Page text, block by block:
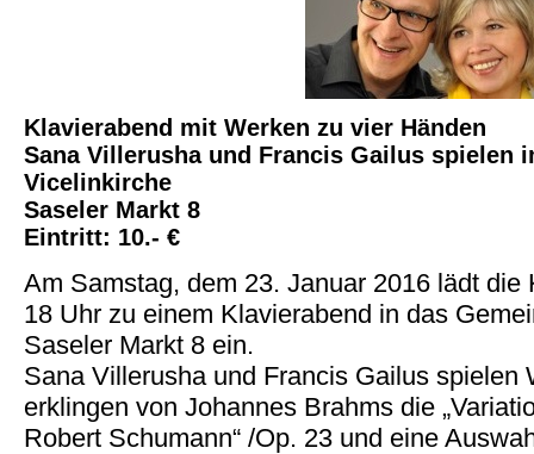
Klavierabend mit Werken zu vier Händen
Sana Villerusha und Francis Gailus spielen
Vicelinkirche
Saseler Markt 8
Eintritt: 10.- €
Am Samstag, dem 23. Januar 2016 lädt
18 Uhr zu einem Klavierabend in das
Saseler Markt 8 ein.
Sana Villerusha und Francis Gailus spielen
erklingen von Johannes Brahms die
Robert Schumann“ /Op. 23 und eine